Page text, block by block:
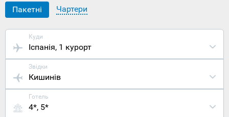
Пакетні Чартери
Куди
Іспанія, 1 курорт
Звідки
Кишинів
Готель
4*, 5*